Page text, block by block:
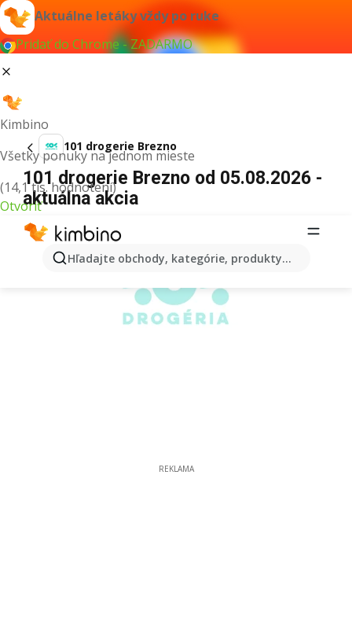
Aktuálne letáky vždy po ruke
Pridať do Chrome - ZADARMO
Kimbino
Všetky ponuky na jednom mieste
(14,1 tis. hodnotení)
Otvoriť
Hľadajte obchody, kategórie, produkty...
101 drogerie Brezno
101 drogerie Brezno od 05.08.2026 -
aktuálna akcia
REKLAMA